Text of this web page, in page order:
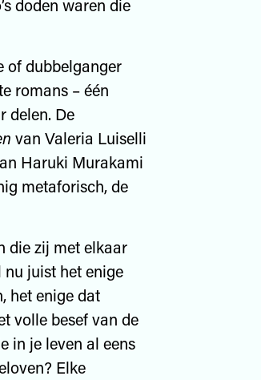
doden waren die
of dubbelganger
romans – één
delen. De
van Valeria Luiselli
Haruki Murakami
metaforisch, de
die zij met elkaar
nu juist het enige
het enige dat
volle besef van de
in je leven al eens
Elke